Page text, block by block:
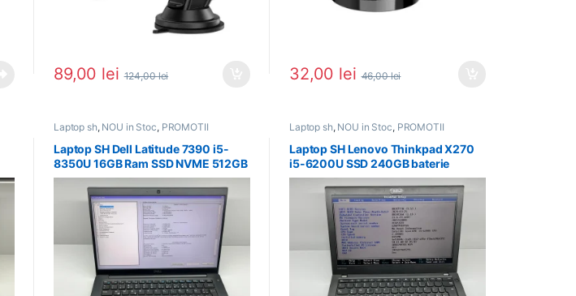
89,00 lei 124,00lei 32,00 lei 46,00lei
Laptop sh, NOU in Stoc, PROMOTII
Laptop SH Dell Latitude 7390 i5-
8350U 16GB Ram SSD NVME 512GB
baterie noua
Laptop sh, NOU in Stoc, PROMOTII
Laptop SH Lenovo Thinkpad X270
i5-6200U SSD 240GB baterie
extinsa 11h